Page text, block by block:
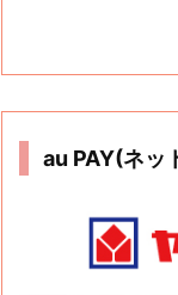
au PAY(ネッ